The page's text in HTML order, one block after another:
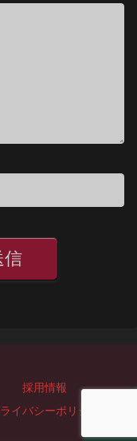
採用情報
イバシーポリシー